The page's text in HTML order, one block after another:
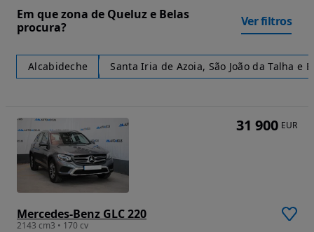
Em que zona de Queluz e Belas
procura?
Ver filtros
Alcabideche Santa Iria de Azoia, São João da Talha e
Mercedes-Benz GLC 220
2143 cm3 • 170 cv
31 900 EUR